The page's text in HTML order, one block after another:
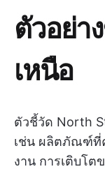
ตัวอย่า
เหนือ
ตัวชี้วัด North
เช่น ผลิตภัณฑ์ที่
งาน การเติบโต